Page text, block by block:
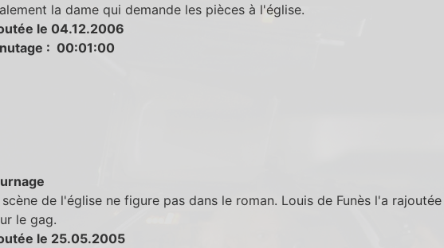
la dame qui demande les pièces à l'église.
le 04.12.2006
: 00:01:00
scène de l'église ne figure pas dans le roman. Louis de Funès l'a rajoutée
le gag.
le 25.05.2005